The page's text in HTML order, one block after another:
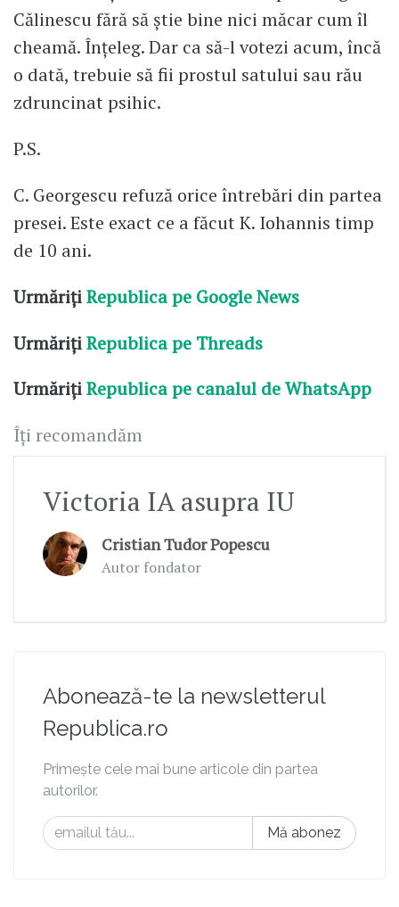
Călinescu fără să știe bine nici măcar cum îl
cheamă. Înțeleg. Dar ca să-l votezi acum, încă
o dată, trebuie să fii prostul satului sau rău
zdruncinat psihic.
P.S.
C. Georgescu refuză orice întrebări din partea
presei. Este exact ce a făcut K. Iohannis timp
de 10 ani.
UrmărițiRepublica pe Google News
UrmărițiRepublica pe Threads
UrmărițiRepublica pe canalul de WhatsApp
Îți recomandăm
Victoria IA asupra IU
Cristian Tudor Popescu
Autor fondator
Abonează-te la newsletterul
Republica.ro
Primește cele mai bune articole din partea
autorilor.
Mă abonez